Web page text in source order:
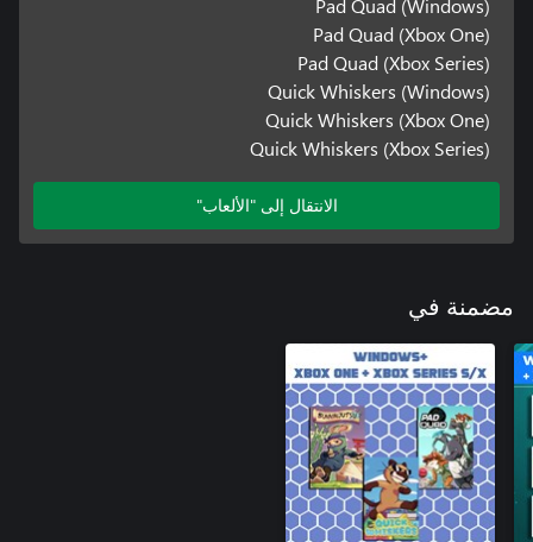
Pad Quad (Windows)
Pad Quad (Xbox One)
Pad Quad (Xbox Series)
Quick Whiskers (Windows)
Quick Whiskers (Xbox One)
Quick Whiskers (Xbox Series)
الانتقال إلى "الألعاب"
مضمنة في